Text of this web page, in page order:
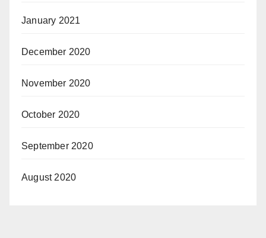
January 2021
December 2020
November 2020
October 2020
September 2020
August 2020